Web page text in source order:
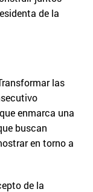
de la
las
enmarca una
buscan
en torno a
de la